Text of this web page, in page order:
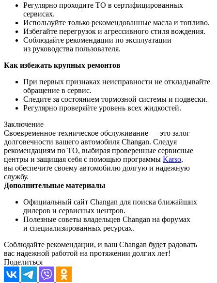
Регулярно проходите ТО в сертифицированных
сервисах.
Используйте только рекомендованные масла и топливо.
Избегайте перегрузок и агрессивного стиля вождения.
Соблюдайте рекомендации по эксплуатации
из руководства пользователя.
Как избежать крупных ремонтов
При первых признаках неисправности не откладывайте
обращение в сервис.
Следите за состоянием тормозной системы и подвески.
Регулярно проверяйте уровень всех жидкостей.
Заключение
Своевременное техническое обслуживание — это залог
долговечности вашего автомобиля Changan. Следуя
рекомендациям по ТО, выбирая проверенные сервисные
центры и защищая себя с помощью программы Karso,
вы обеспечите своему автомобилю долгую и надежную
службу.
Дополнительные материалы
Официальный сайт Changan для поиска ближайших
дилеров и сервисных центров.
Полезные советы владельцев Changan на форумах
и специализированных ресурсах.
Соблюдайте рекомендации, и ваш Changan будет радовать
вас надежной работой на протяжении долгих лет!
Поделиться